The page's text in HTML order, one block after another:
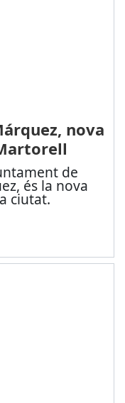
nova
de
és la nova
ciutat.